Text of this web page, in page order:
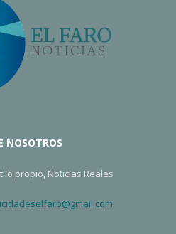
NOSOTROS
propio, Noticias Reales